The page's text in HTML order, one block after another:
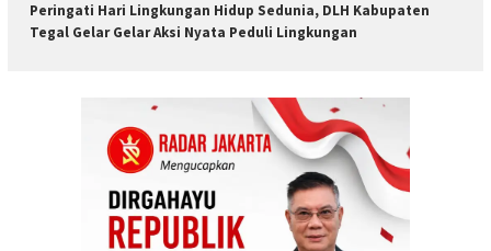
Peringati Hari Lingkungan Hidup Sedunia, DLH Kabupaten
Tegal Gelar Gelar Aksi Nyata Peduli Lingkungan